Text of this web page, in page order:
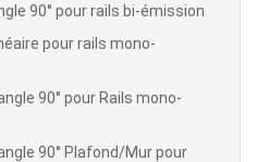
90° pour rails bi-émission
pour rails mono-
90° pour Rails mono-
90° Plafond/Mur pour